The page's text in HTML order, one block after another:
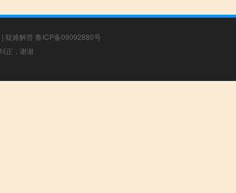
| 疑难解答 鲁ICP备09092880号
正，谢谢